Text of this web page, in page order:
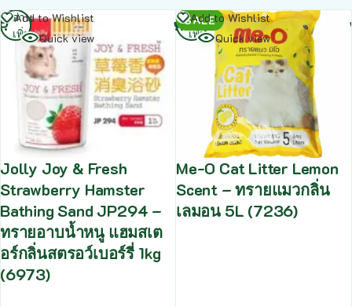
Add to Wishlist
Quick view
Jolly Joy & Fresh
Strawberry Hamster
Bathing Sand JP294 –
ทรายอาบน้ำหนู แฮมสเต
อร์กลิ่นสตรอว์เบอร์รี่ 1kg
(6973)
อ่าน
เพิ่ม
SALE
Add to Wishlist
Quick view
Me-O Cat Litter Lemon
Scent – ทรายแมวกลิ่น
เลมอน 5L (7236)
อ่าน
เพิ่ม